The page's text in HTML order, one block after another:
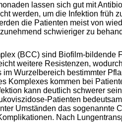
lassen sich gut mit
werden, um die Infektion früh
die Patienten meist von
schwieriger zu
(BCC) sind Biofilm-
weitere Resistenzen,
Wurzelbereich bestimmter
Komplexes kommen bei
kann deutlich schwerer
Patienten
Umständen das sogenannte
Nach